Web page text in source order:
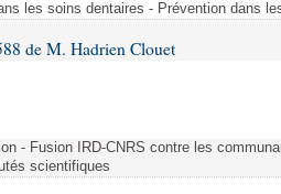
des lois
les soins dentaires - Prévention dans
de M. Hadrien Clouet
- Fusion IRD-CNRS contre les
scientifiques